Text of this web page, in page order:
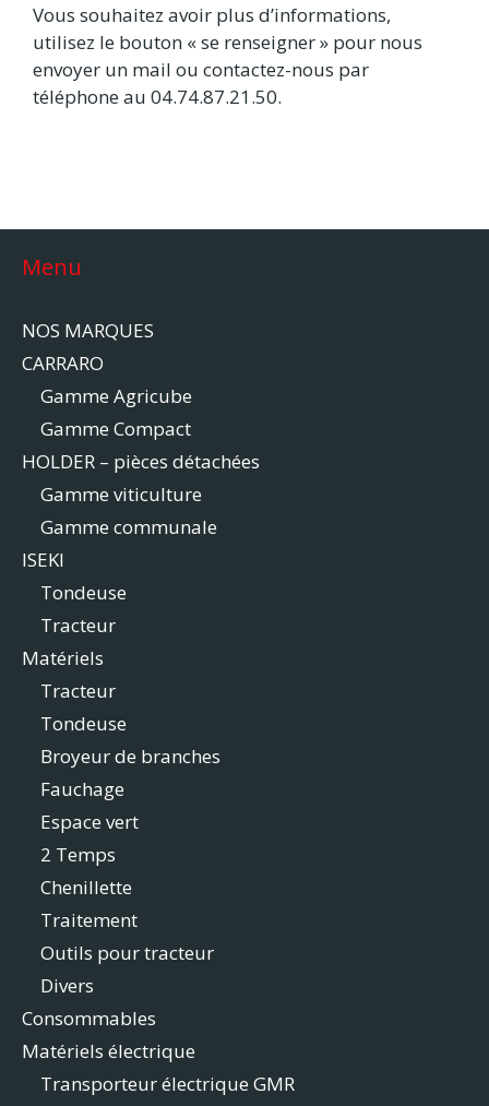
Vous souhaitez avoir plus d’informations,
utilisez le bouton « se renseigner » pour nous
envoyer un mail ou contactez-nous par
téléphone au 04.74.87.21.50.
Menu
NOS MARQUES
CARRARO
Gamme Agricube
Gamme Compact
HOLDER – pièces détachées
Gamme viticulture
Gamme communale
ISEKI
Tondeuse
Tracteur
Matériels
Tracteur
Tondeuse
Broyeur de branches
Fauchage
Espace vert
2 Temps
Chenillette
Traitement
Outils pour tracteur
Divers
Consommables
Matériels électrique
Transporteur électrique GMR